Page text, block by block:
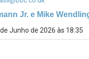
Jr. e Mike
Junho de 2026 às 18:35